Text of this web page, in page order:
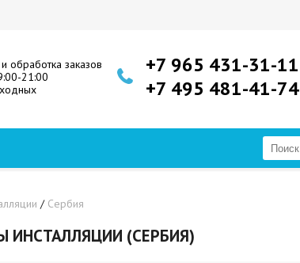
обработка заказов
21:00
+7 965 431-31-11
+7 495 481-41-74
/ Сербия
ИНСТАЛЛЯЦИИ (СЕРБИЯ)